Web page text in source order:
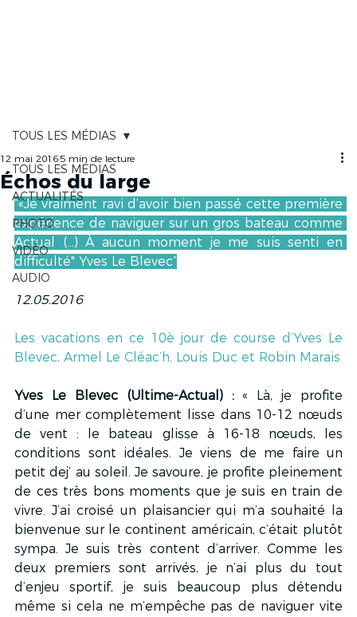
TOUS LES MÉDIAS
ACTUALITÉS
PHOTO
VIDÉO
AUDIO
TOUS LES MÉDIAS
Échos du large
12 mai 20165 min de lecture
“«Je vraiment ravi d’avoir bien passé cette première
expérience de naviguer sur un gros bateau comme
Actual (...) À aucun moment je me suis senti en
difficulté" Yves Le Blevec”
12.05.2016
Les vacations en ce 10è jour de course d’Yves Le
Blevec, Armel Le Cléac’h, Louis Duc et Robin Marais
Yves Le Blevec (Ultime-Actual) : « Là, je profite
d’une mer complètement lisse dans 10-12 nœuds
de vent : le bateau glisse à 16-18 nœuds, les
conditions sont idéales. Je viens de me faire un
petit dej’ au soleil. Je savoure, je profite pleinement
de ces très bons moments que je suis en train de
vivre. J’ai croisé un plaisancier qui m’a souhaité la
bienvenue sur le continent américain, c’était plutôt
sympa. Je suis très content d’arriver. Comme les
deux premiers sont arrivés, je n’ai plus du tout
d’enjeu sportif, je suis beaucoup plus détendu
même si cela ne m’empêche pas de naviguer vite